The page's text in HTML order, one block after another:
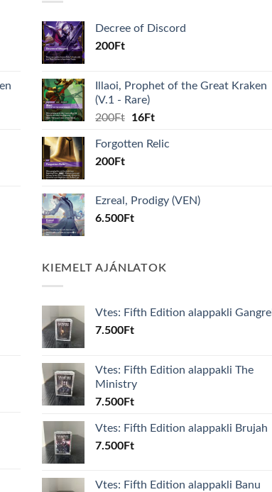
Decree of Discord
200Ft
Illaoi, Prophet of the Great Kraken
(V.1 - Rare)
200Ft
Original
was:
16FtCurrent
is:
Forgotten Relic
200Ft
Ezreal, Prodigy (VEN)
6.500Ft
KIEMELT AJÁNLATOK
Vtes: Fifth Edition alappakli Gangrel
7.500Ft
Vtes: Fifth Edition alappakli The
Ministry
7.500Ft
Vtes: Fifth Edition alappakli Brujah
7.500Ft
Vtes: Fifth Edition alappakli Banu